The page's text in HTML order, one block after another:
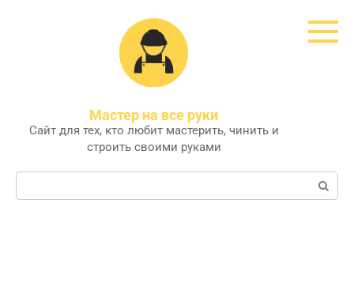
Мастер на все руки
Сайт для тех, кто любит мастерить, чинить и
строить своими руками
Поиск: